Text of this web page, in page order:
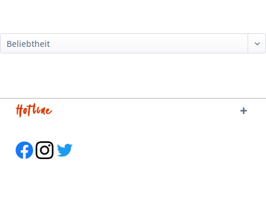
Hotline